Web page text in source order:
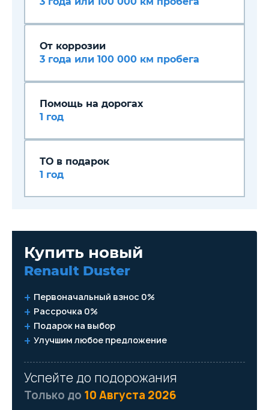
От коррозии
3 года или 100 000 км пробега
Помощь на дорогах
1 год
ТО в подарок
1 год
Купить новый
Renault Duster
Первоначальный взнос 0%
Рассрочка 0%
Подарок на выбор
Улучшим любое предложение
Успейте до подорожания
Только до 10 Августа 2026